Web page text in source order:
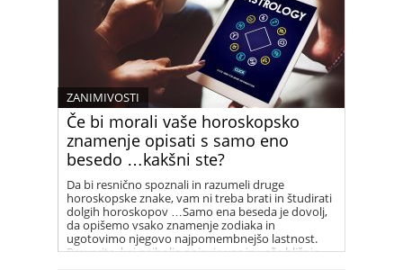
Če bi morali vaše horoskopsko
znamenje opisati s samo eno
besedo …kakšni ste?
ZANIMIVOSTI
Da bi resnično spoznali in razumeli druge
horoskopske znake, vam ni treba brati in študirati
dolgih horoskopov …Samo ena beseda je dovolj,
da opišemo vsako znamenje zodiaka in
ugotovimo njegovo najpomembnejšo lastnost.
Preverite, kaj najbolje opisuje vas in vaše bližnje.